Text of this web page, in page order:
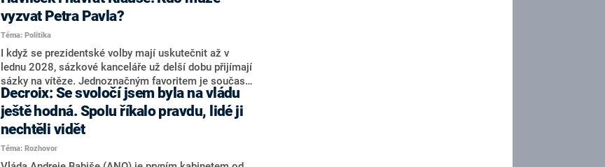
například senátora Zdeňka Hrabu, který je dnes
součástí klubu ODS a TOP 09. Hraba to na dotaz
redakce nevyloučil. Předseda klubu senátorů ODS
Zdeněk Nytra redakci řekl, že počítá s odchodem
některých senátorů z klubu a že Naše Česko není
nepřítel, ale soupeř.
vyzvat Petra Pavla?
Téma: Politika
I když se prezidentské volby mají uskutečnit až v
lednu 2028, sázkové kanceláře už delší dobu přijímají
sázky na vítěze. Jednoznačným favoritem je současná
hlava státu Petr Pavel. Daleko za ním pak bookmakeři
zmiňují dva výrazné politiky ANO, tedy premiéra
Andreje Babiše a ministra průmyslu Karla Havlíčka.
Oblíbeným tipem samotných sázkařů je poslanec za
Motoristy Filip Turek. Politolog Jan Kubáček nicméně
Decroix: Se svoločí jsem byla na vládu
ještě hodná. Spolu říkalo pravdu, lidé ji
nechtěli vidět
Téma: Rozhovor